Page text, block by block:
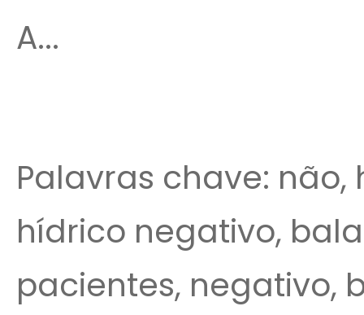
A...
Palavras chave:
hídrico negativo,
pacientes, negativo,